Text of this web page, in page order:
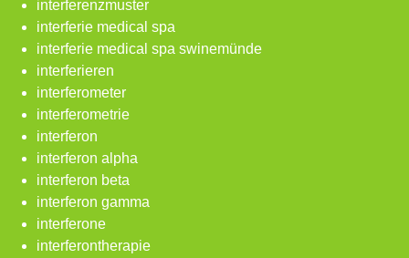
interferenzmuster
interferie medical spa
interferie medical spa swinemünde
interferieren
interferometer
interferometrie
interferon
interferon alpha
interferon beta
interferon gamma
interferone
interferontherapie